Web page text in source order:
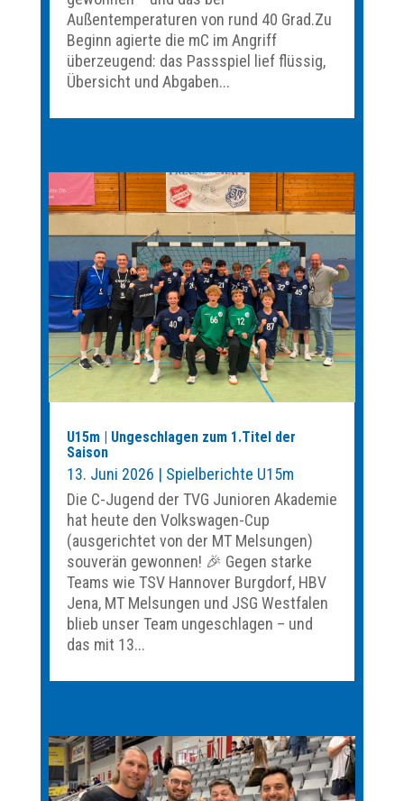
Außentemperaturen von rund 40 Grad.Zu
Beginn agierte die mC im Angriff
überzeugend: das Passspiel lief flüssig,
Übersicht und Abgaben...
U15m | Ungeschlagen zum 1.Titel der
Saison
13. Juni 2026 | Spielberichte U15m
Die C-Jugend der TVG Junioren Akademie
hat heute den Volkswagen-Cup
(ausgerichtet von der MT Melsungen)
souverän gewonnen! 🎉 Gegen starke
Teams wie TSV Hannover Burgdorf, HBV
Jena, MT Melsungen und JSG Westfalen
blieb unser Team ungeschlagen – und
das mit 13...